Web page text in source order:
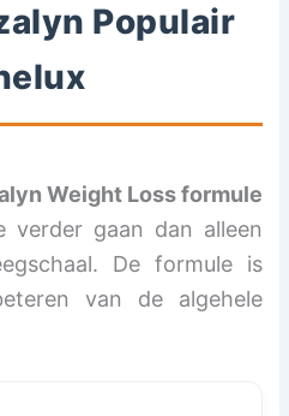
Populair
Weight Loss formule
verder gaan dan alleen
De formule is
van de algehele